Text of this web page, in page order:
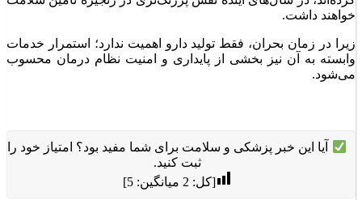
خواهند داشت.
زیرا در زمان بحران، فقط تولید دارو اهمیت ندارد؛ استمرار خدمات
وابسته به آن نیز بخشی از پایداری و امنیت نظام درمان محسوب
می‌شود.
آیا این خبر پزشکی و سلامت برای شما مفید بود؟ امتیاز خود را
ثبت کنید.
[کل: 2 میانگین:5
]